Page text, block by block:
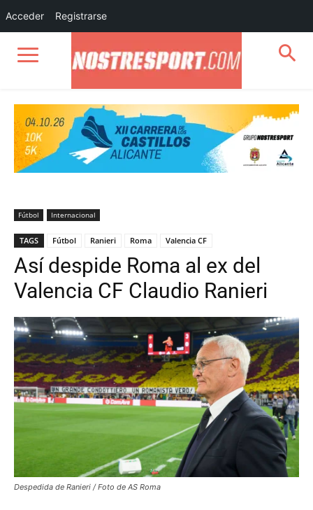
Fútbol Internacional
TAGS Fútbol Ranieri Roma Valencia CF
Así despide Roma al ex del
Valencia CF Claudio Ranieri
Despedida de Ranieri / Foto de AS Roma
Acceder Registrarse